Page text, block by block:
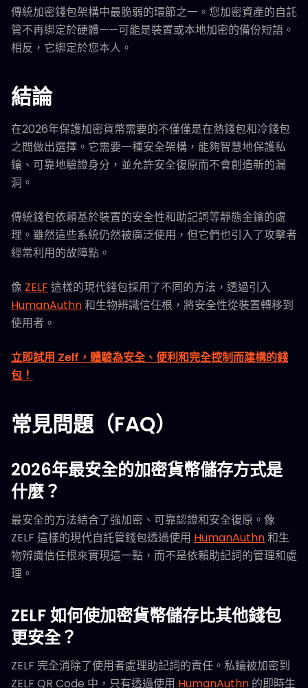
傳統加密錢包架構中最脆弱的環節之一。您加密資產的自託
管不再綁定於硬體——可能是裝置或本地加密的備份短語。
相反，它綁定於您本人。
結論
在2026年保護加密貨幣需要的不僅僅是在熱錢包和冷錢包
之間做出選擇。它需要一種安全架構，能夠智慧地保護私
鑰、可靠地驗證身分，並允許安全復原而不會創造新的漏
洞。
傳統錢包依賴基於裝置的安全性和助記詞等靜態金鑰的處
理。雖然這些系統仍然被廣泛使用，但它們也引入了攻擊者
經常利用的故障點。
像 ZELF 這樣的現代錢包採用了不同的方法，透過引入
HumanAuthn和生物辨識信任根，將安全性從裝置轉移到
使用者。
立即試用 Zelf，體驗為安全、便利和完全控制而建構的錢
包！
常見問題（FAQ）
2026年最安全的加密貨幣儲存方式是
什麼？
最安全的方法結合了強加密、可靠認證和安全復原。像
ZELF 這樣的現代自託管錢包透過使用 HumanAuthn和生
物辨識信任根來實現這一點，而不是依賴助記詞的管理和處
理。
ZELF 如何使加密貨幣儲存比其他錢包
更安全？
ZELF 完全消除了使用者處理助記詞的責任。私鑰被加密到
ZELF QR Code 中，只有透過使用 HumanAuthn 的即時生